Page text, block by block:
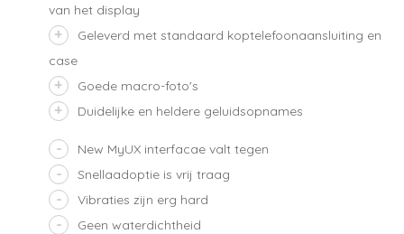
van het display
Geleverd met standaard koptelefoonaansluiting en
case
Goede macro-foto's
Duidelijke en heldere geluidsopnames
New MyUX interfacae valt tegen
Snellaadoptie is vrij traag
Vibraties zijn erg hard
Geen waterdichtheid